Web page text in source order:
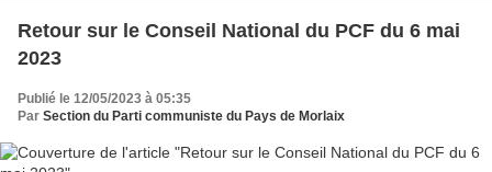
Retour sur le Conseil National du PCF du 6 mai
2023
Publié le 12/05/2023 à 05:35
Par Section du Parti communiste du Pays de Morlaix